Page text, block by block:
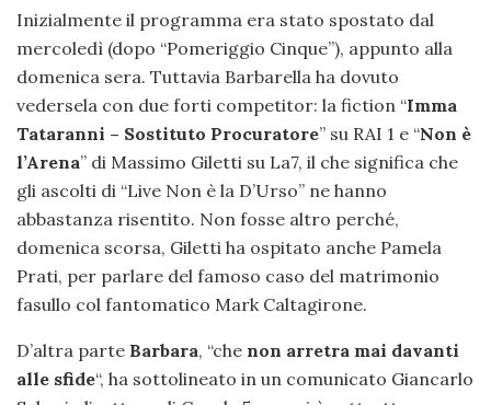
Inizialmente il programma era stato spostato dal
mercoledì (dopo “Pomeriggio Cinque”), appunto alla
domenica sera. Tuttavia Barbarella ha dovuto
vedersela con due forti competitor: la fiction “Imma
Tataranni – Sostituto Procuratore” su RAI 1 e “Non è
l’Arena” di Massimo Giletti su La7, il che significa che
gli ascolti di “Live Non è la D’Urso” ne hanno
abbastanza risentito. Non fosse altro perché,
domenica scorsa, Giletti ha ospitato anche Pamela
Prati, per parlare del famoso caso del matrimonio
fasullo col fantomatico Mark Caltagirone.
D’altra parte Barbara, “che non arretra mai davanti
alle sfide“, ha sottolineato in un comunicato Giancarlo